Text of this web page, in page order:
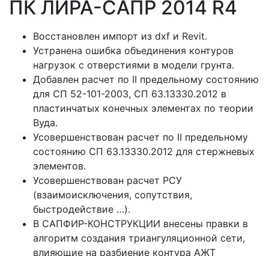
ПК ЛИРА-САПР 2014 R4
Восстановлен импорт из dxf и Revit.
Устранена ошибка объединения контуров
нагрузок с отверстиями в модели грунта.
Добавлен расчет по II предельному состоянию
для СП 52-101-2003, СП 63.13330.2012 в
пластинчатых конечных элементах по теории
Вуда.
Усовершенствован расчет по II предельному
состоянию СП 63.13330.2012 для стержневых
элементов.
Усовершенствован расчет РСУ
(взаимоисключения, сопутствия,
быстродействие …).
В САПФИР-КОНСТРУКЦИИ внесены правки в
алгоритм создания триангуляционной сети,
влияющие на разбиение контура АЖТ